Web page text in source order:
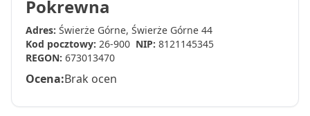
Pokrewna
Adres: Świerże Górne, Świerże Górne 44
Kod pocztowy: 26-900 NIP: 8121145345
REGON: 673013470
Ocena:Brak ocen